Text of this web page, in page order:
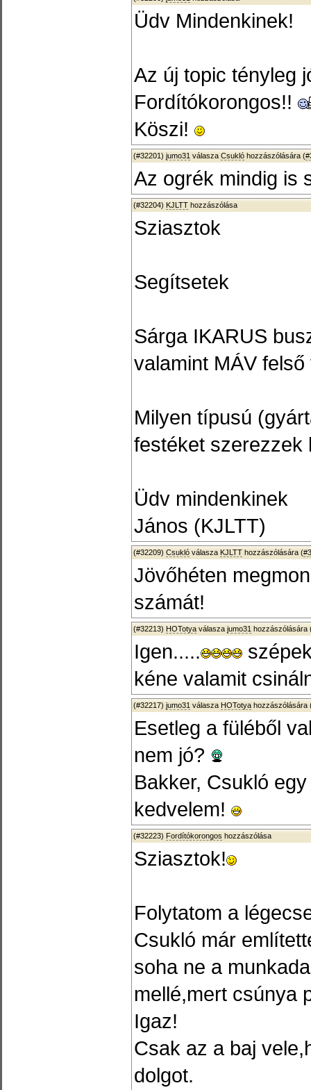
Üdv Mindenkinek!
Az új topic tényleg
Fordítókorongos!!
Köszi!
(#32201) jumo31 válasza Csukló hozzászólására (
Az ogrék mindig is
(#32204) KJLTT hozzászólása
Sziasztok
Segítsetek
Sárga IKARUS
valamint MÁV
Milyen típusú
festéket szerezzek
Üdv mindenkinek
János (KJLTT)
(#32209) Csukló válasza KJLTT hozzászólására (
Jövőhéten
számát!
(#32213) HOTotya válasza jumo31 hozzászólására
Igen.....
kéne valamit
(#32217) jumo31 válasza HOTotya hozzászólására
Esetleg a füléből
nem jó?
Bakker, Csukló
kedvelem!
(#32223) Fordítókorongos hozzászólása
Sziasztok!
Folytatom a
Csukló már
soha ne a
mellé,mert csúnya
Igaz!
Csak az a baj
dolgot.